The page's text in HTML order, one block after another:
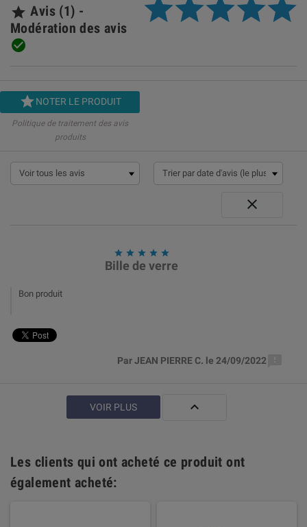
 Avis (1) -
Modération des avis

NOTER LE PRODUIT
Politique de traitement des avis
produits

    
Bille de verre
Bon produit
Par JEAN PIERRE C. le 24/09/2022
VOIR PLUS 
Les clients qui ont acheté ce produit ont
également acheté: